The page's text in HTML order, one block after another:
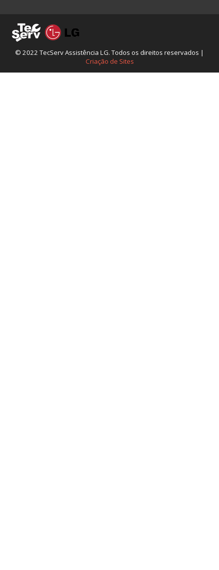
© 2022 TecServ Assistência LG. Todos os direitos reservados |
Criação de Sites